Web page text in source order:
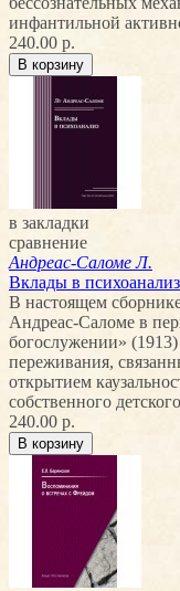
инфантильной
240.00 р.
в закладки
сравнение
Андреас-Саломе Л.
Вклады в психоанализ
В настоящем
Андреас-Саломе в
богослужении»
переживания,
открытием
собственного
240.00 р.